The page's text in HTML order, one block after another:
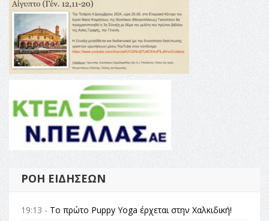
ΡΟΉ ΕΙΔΉΣΕΩΝ
19:13 - Το πρώτο Puppy Yoga έρχεται στην Χαλκιδική!